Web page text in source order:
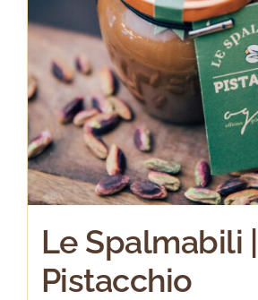
Le Spalmabili |
Pistacchio